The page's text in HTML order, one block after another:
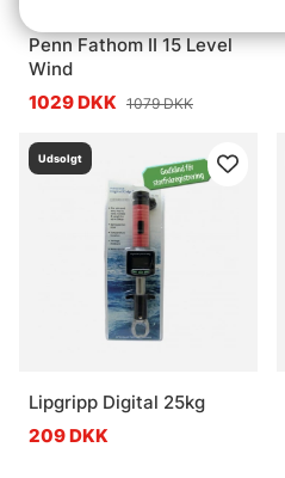
Penn Fathom II 15 Level
Wind
1029 DKK 1079 DKK
Udsolgt
Lipgripp Digital 25kg
209 DKK